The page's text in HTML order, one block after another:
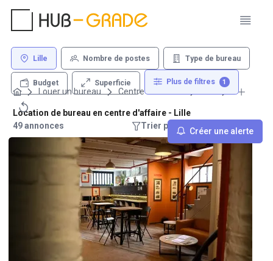
Lille Nombre de postes Type de bureau
Budget Superficie Plus de filtres 1
Créer une alerte
Louer un bureau Centre d'affaires
Location de bureau en centre d'affaire - Lille
49 annonces
Trier par : Recommandations